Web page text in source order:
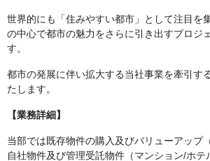
世界的にも「住みやすい都市」として注目を
の中心で都市の魅力をさらに引き出すプロジ
す。
都市の発展に伴い拡大する当社事業を牽引す
たします。
【業務詳細】
当部では既存物件の購入及びバリューアップ
自社物件及び管理受託物件（マンション/ホ